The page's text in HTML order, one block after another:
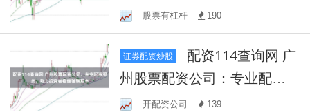
财富增值
股票有杠杆 190
证券配资炒股
州股票配资公司：专业配资
服务，助力投资者稳健驰骋
开配资公司 139